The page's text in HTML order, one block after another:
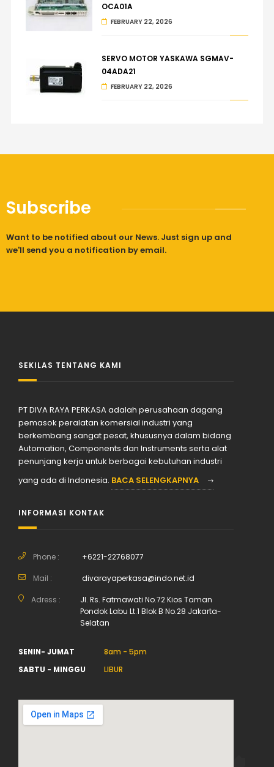
OCA01A
FEBRUARY 22, 2026
SERVO MOTOR YASKAWA SGMAV-
04ADA21
FEBRUARY 22, 2026
Subscribe
Want to be notified about our News. Just sign up and
we'll send you a notification by email.
SEKILAS TENTANG KAMI
PT DIVA RAYA PERKASA adalah perusahaan dagang
pemasok peralatan komersial industri yang
berkembang sangat pesat, khususnya dalam bidang
Automation, Components dan Instruments serta alat
penunjang kerja untuk berbagai kebutuhan industri
yang ada di Indonesia. BACA SELENGKAPNYA
INFORMASI KONTAK
Phone : +6221-22768077
Mail : divarayaperkasa@indo.net.id
Adress :
Jl. Rs. Fatmawati No.72 Kios Taman
Pondok Labu Lt.1 Blok B No.28 Jakarta-
Selatan
SENIN- JUMAT
8am - 5pm
SABTU - MINGGU
LIBUR